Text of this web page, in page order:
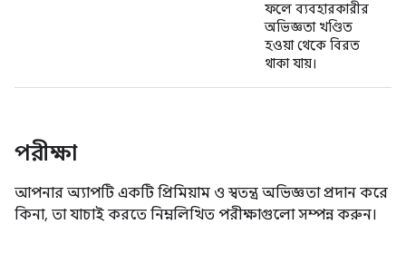
ফলে ব্যবহারকারীর
অভিজ্ঞতা খণ্ডিত
হওয়া থেকে বিরত
থাকা যায়।
পরীক্ষা
আপনার অ্যাপটি একটি প্রিমিয়াম ও স্বতন্ত্র অভিজ্ঞতা প্রদান করে
কিনা, তা যাচাই করতে নিম্নলিখিত পরীক্ষাগুলো সম্পন্ন করুন।